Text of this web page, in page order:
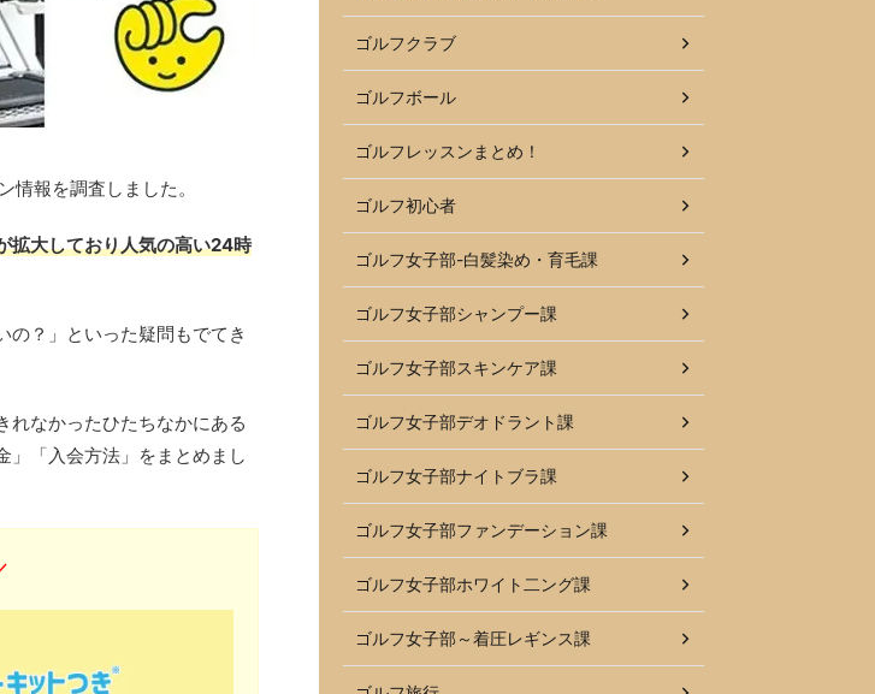
報を調査しました。
拡大しており人気の高い24時
の？」といった疑問もでてき
れなかったひたちなかにある
」「入会方法」をまとめまし
ゴルフクラブ
ゴルフボール
ゴルフレッスンまとめ！
ゴルフ初心者
ゴルフ女子部-白髪染め・育毛課
ゴルフ女子部シャンプー課
ゴルフ女子部スキンケア課
ゴルフ女子部デオドラント課
ゴルフ女子部ナイトブラ課
ゴルフ女子部ファンデーション課
ゴルフ女子部ホワイト二ング課
ゴルフ女子部～着圧レギンス課